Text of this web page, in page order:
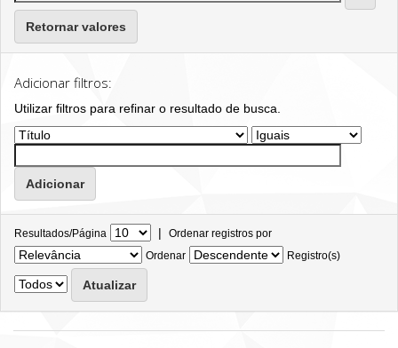
Retornar valores
Adicionar filtros:
Utilizar filtros para refinar o resultado de busca.
Resultados/Página | Ordenar registros por
Ordenar
Registro(s)